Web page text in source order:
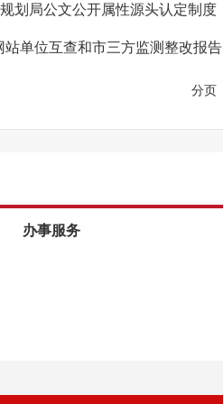
划局公文公开属性源头认定制度
单位互查和市三方监测整改报告
分页
办事服务